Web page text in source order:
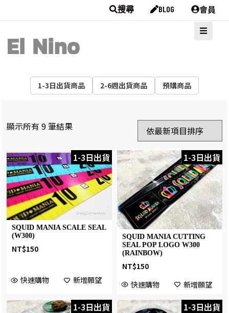
搜尋 BLOG 會員
1-3日出貨商品 2-6週出貨商品 預購商品
顯示所有 9 筆結果
1-3日出貨
SQUID MANIA SCALE SEAL
(W300)
NT$150
快速購物 新增願望
1-3日出貨
SQUID MANIA CUTTING
SEAL POP LOGO W300
(RAINBOW)
NT$150
快速購物
新增願望
1-3日出貨 1-3日出貨